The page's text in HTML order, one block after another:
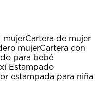
mujerCartera de mujer
mujerCartera con
para bebé
Estampado
estampada para niña